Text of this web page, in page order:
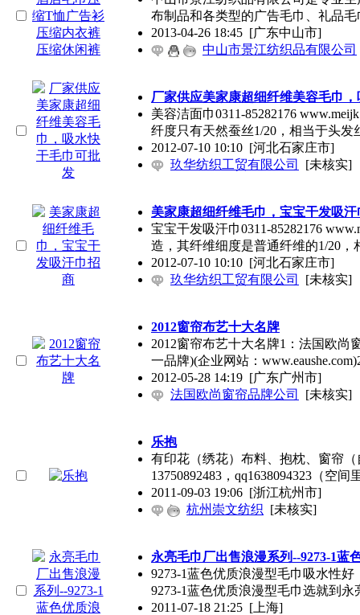
布制品和各类型的广告毛巾、礼品毛
2013-04-26 18:45 [广东中山市]
中山市景江纺织品有限公司
厂家供应美家康超细纤维美容毛巾
美容洁面巾0311-85282176
纤度只有天然蚕丝1/20，相当于头发
2012-07-10 10:10 [河北石家庄市]
玖华纺织工贸有限公司
[未核实]
美家康超细纤维毛巾，宝宝干发吸汗
宝宝干发吸汗巾0311-85282176
造，其纤维细度是普通纤维的1/20，
2012-07-10 10:10 [河北石家庄市]
玖华纺织工贸有限公司
[未核实]
2012窗帘布艺十大名牌
2012窗帘布艺十大名牌1：法国欧尚
一品牌)(企业网站：
2012-05-28 14:19 [广东广州市]
法国欧尚窗帘品牌公司
[未核实]
乐抱
有印花（绣花）布料、抱枕、窗帘
13750892483，qq1638094323（空间
2011-09-03 19:06 [浙江杭州市]
杭州崇文纺织 [未核实]
永亮毛巾厂出售浪漫系列--9273-1蓝
9273-1蓝色优质浪漫型毛巾吸水性
9273-1蓝色优质浪漫型毛巾选就到永
2011-07-18 21:25 [上海]